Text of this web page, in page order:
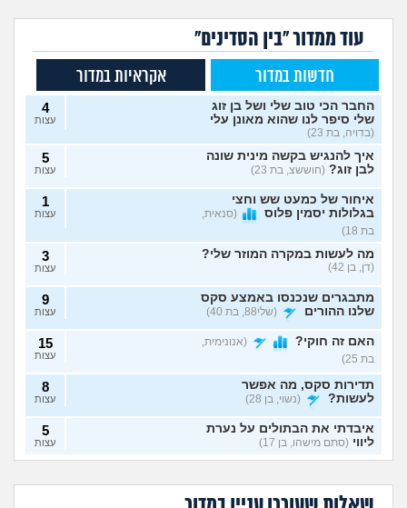
עוד ממדור "בין הסדינים"
חדשות במדור אקראיות במדור
החבר הכי טוב שלי ושל בן זוג
שלי סיפר לנו שהוא מאונן עלי
(בדויה, בת 23)
4
עצות
איך להנגיש בקשה מינית שונה
לבן זוג? (חוששצ, בת 23)
5
עצות
איחור של כמעט שש וחצי
בגלולות יסמין פלוס
(סנאית,
בת 18)
1
עצות
מה לעשות במקרה המוזר שלי?
(דן, בן 42)
3
עצות
מתבגרים שנכנסו באמצע סקס
שלנו ההורים
(שלי88, בת 40)
9
עצות
האם זה חוקי?
(אנונימית,
בת 25)
15
עצות
תדירות סקס, מה אפשר
לעשות?
(נשוי, בן 28)
8
עצות
איבדתי את הבתולים על נערת
ליווי (סתם מישהו, בן 17)
5
עצות
לעשות? (אנונימי, בן 24) עצות
נפרדנו ברע ויש אצלו
לעשות?
שכבתי עם מלא
במחלות מין, לספר?
כדאי ללכת לנער
ליווי?
יותר רזה. מה לעשות?